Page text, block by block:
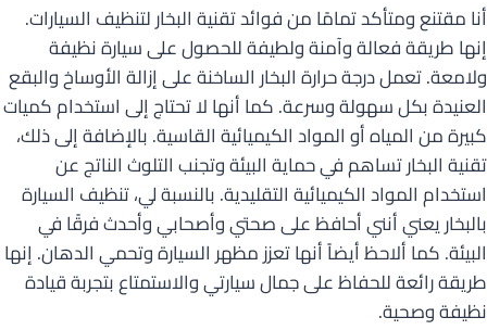
أنا مقتنع ومتأكد تمامًا من فوائد تقنية البخار لتنظيف السيارات.
إنها طريقة فعالة وآمنة ولطيفة للحصول على سيارة نظيفة
ولامعة. تعمل درجة حرارة البخار الساخنة على إزالة الأوساخ والبقع
العنيدة بكل سهولة وسرعة. كما أنها لا تحتاج إلى استخدام كميات
كبيرة من المياه أو المواد الكيميائية القاسية. بالإضافة إلى ذلك،
تقنية البخار تساهم في حماية البيئة وتجنب التلوث الناتج عن
استخدام المواد الكيميائية التقليدية. بالنسبة لي، تنظيف السيارة
بالبخار يعني أنني أحافظ على صحتي وأصحابي وأحدث فرقًا في
البيئة. كما ألاحظ أيضاً أنها تعزز مظهر السيارة وتحمي الدهان. إنها
طريقة رائعة للحفاظ على جمال سيارتي والاستمتاع بتجربة قيادة
نظيفة وصحية.